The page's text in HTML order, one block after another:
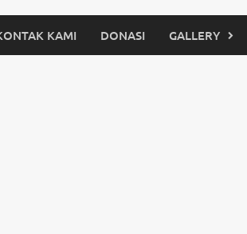
KAMI DONASI GALLERY